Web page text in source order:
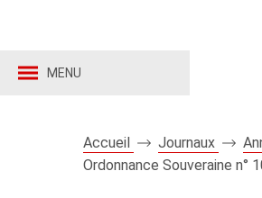
MENU
Accueil Journaux
Ordonnance Souveraine